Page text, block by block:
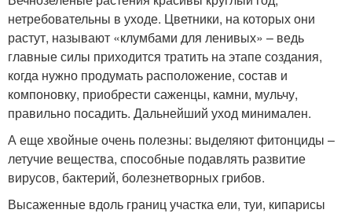
нетребовательны в уходе. Цветники, на которых они
растут, называют «клумбами для ленивых» – ведь
главные силы приходится тратить на этапе создания,
когда нужно продумать расположение, состав и
компоновку, приобрести саженцы, камни, мульчу,
правильно посадить. Дальнейший уход минимален.
А еще хвойные очень полезны: выделяют фитонциды –
летучие вещества, способные подавлять развитие
вирусов, бактерий, болезнетворных грибов.
Высаженные вдоль границ участка ели, туи, кипарисы